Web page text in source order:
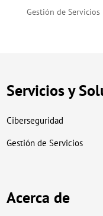
Gestión de Servicios
Servicios y
Ciberseguridad
Gestión de Servicios
Acerca de